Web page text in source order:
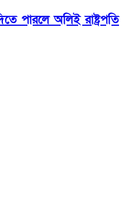
পারলে অলিই রাষ্ট্রপতি